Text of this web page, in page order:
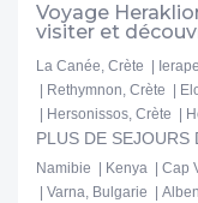
Voyage
visiter et
La Canée, Crète
Rethymnon, Crète
Hersonissos, Crète
PLUS DE SEJOURS
Namibie Kenya Cap
Varna, Bulgarie